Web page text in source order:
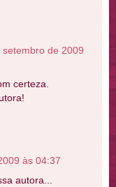
setembro de 2009
certeza.
às 04:37
autora...